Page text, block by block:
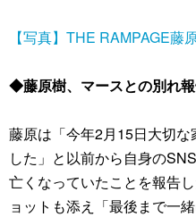
【写真】THE RAMPAGE藤
◆藤原樹、マースとの別れ
藤原は「今年2月15日大切
した」と以前から自身の
亡くなっていたことを報告
ョットも添え「最後まで一